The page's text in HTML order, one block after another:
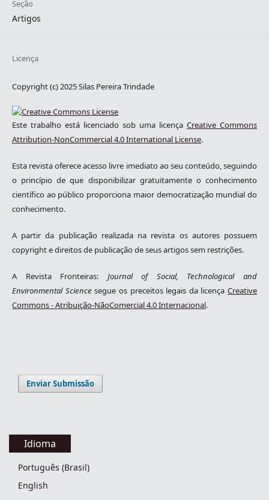
Seção
Artigos
Licença
Copyright (c) 2025 Silas Pereira Trindade
Este trabalho está licenciado sob uma licençaCreative Commons
Attribution-NonCommercial 4.0 International License.
Esta revista oferece acesso livre imediato ao seu conteúdo, seguindo
o princípio de que disponibilizar gratuitamente o conhecimento
científico ao público proporciona maior democratização mundial do
conhecimento.
A partir da publicação realizada na revista os autores possuem
copyright e direitos de publicação de seus artigos sem restrições.
A Revista Fronteiras: Journal of Social, Technological and
Environmental Science segue os preceitos legais da licençaCreative
Commons - Atribuição-NãoComercial 4.0 Internacional.
Enviar Submissão
Idioma
Português (Brasil)
English